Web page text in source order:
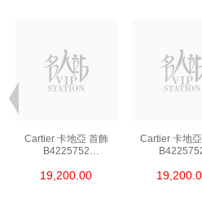
Cartier 卡地亞 首飾
B4225752
19,200.00
Cartier 卡地